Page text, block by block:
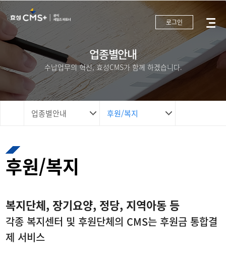
로그인
업종별안내
수납업무의 혁신, 효성CMS가 함께 하겠습니다.
업종별안내 후원/복지
후원/복지
복지단체, 장기요양, 정당, 지역아동 등
각종 복지센터 및 후원단체의 CMS는 후원금 통합결
제 서비스